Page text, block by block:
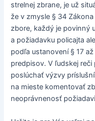
strelnej zbrane, je už
že v zmysle § 34
zbore, každý je povinný
a požiadavku policajta
podľa ustanovení § 17
predpisov. V ľudskej reči
poslúchať výzvy
na mieste komentovať
neoprávnenosť